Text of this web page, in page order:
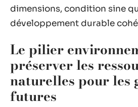
dimensions, condition sine
développement durable
Le pilier
préserver les
naturelles pour les
futures